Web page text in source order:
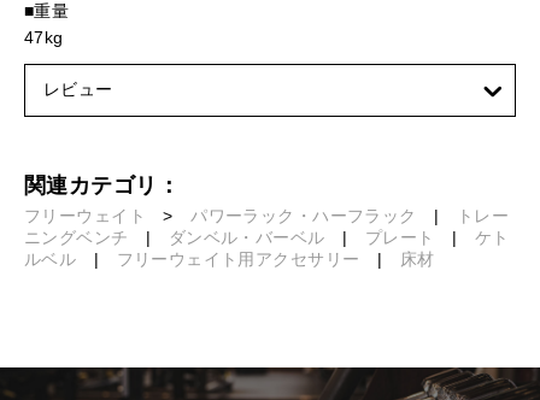
■重量
47kg
レビュー
関連カテゴリ：
フリーウェイト > パワーラック・ハーフラック |
トレー
ニングベンチ | ダンベル・バーベル | プレート | ケト
ルベル | フリーウェイト用アクセサリー | 床材